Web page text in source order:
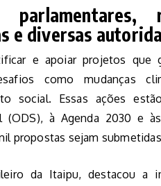
e diversas
e apoiar projetos que
como mudanças
social. Essas ações
(ODS), à Agenda 2030 e
propostas sejam
da Itaipu, destacou a